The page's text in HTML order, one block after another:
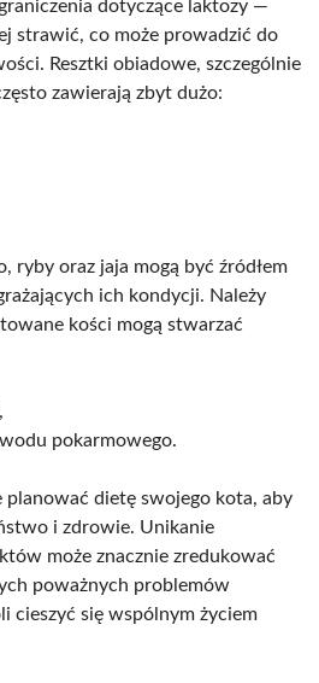
dotyczące laktozy —
strawić, co może prowadzić do
Resztki obiadowe, szczególnie
zawierają zbyt dużo:
ryby oraz jaja mogą być źródłem
ich kondycji. Należy
kości mogą stwarzać
pokarmowego.
dietę swojego kota, aby
i zdrowie. Unikanie
może znacznie zredukować
poważnych problemów
cieszyć się wspólnym życiem